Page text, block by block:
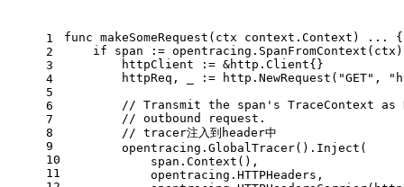
1
2
3
4
5
6
7
8
9
10
11
func makeSomeRequest(ctx context.Context) ... {
if span :=
        httpClient := &http.Client{}
httpReq, _ := http.NewRequest("GET",
// Transmit the span's TraceContext as
        // outbound request.
        // tracer注入到header中
        opentracing.GlobalTracer().Inject(
            span.Context(),
            opentracing.HTTPHeaders,